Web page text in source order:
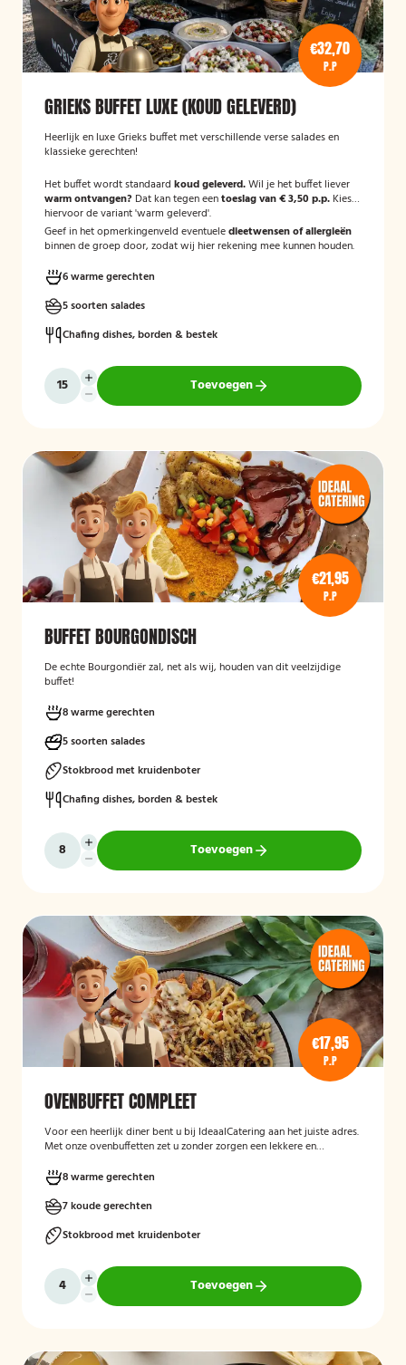
€32,70
P.P
GRIEKS BUFFET LUXE (KOUD GELEVERD)
Heerlijk en luxe Grieks buffet met verschillende verse salades en
klassieke gerechten!
Het buffet wordt standaard koud geleverd.Wil je het buffet liever
warm ontvangen? Dat kan tegen eentoeslag van € 3,50 p.p. Kies
hiervoor de variant 'warm geleverd'.
Geef in het opmerkingenveld eventueledieetwensen of allergieën
binnen de groep door, zodat wij hier rekening mee kunnen houden.
6 warme gerechten
5 soorten salades
Chafing dishes, borden & bestek
Toevoegen
€21,95
P.P
BUFFET BOURGONDISCH
De echte Bourgondiër zal, net als wij, houden van dit veelzijdige
buffet!
8 warme gerechten
5 soorten salades
Stokbrood met kruidenboter
Chafing dishes, borden & bestek
Toevoegen
€17,95
P.P
OVENBUFFET COMPLEET
Voor een heerlijk diner bent u bij IdeaalCatering aan het juiste adres.
Met onze ovenbuffetten zet u zonder zorgen een lekkere en
personen is een ovenbuffet Ideaal!
8 warme gerechten
7 koude gerechten
Stokbrood met kruidenboter
Toevoegen